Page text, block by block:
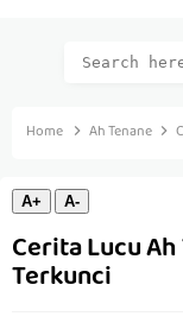
Home Ah Tenane
A+ A-
Cerita Lucu
Terkunci